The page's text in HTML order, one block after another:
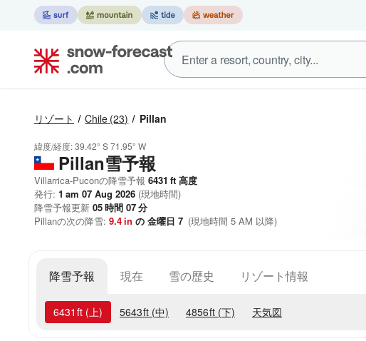
リゾート Chile (23) Pillan
緯度/経度:39.42° S71.95° W
Pillan雪予報
Villarrica-Puconの降雪予報 6431 ft 高度
発行: 1 am 07 Aug 2026 (現地時間)
降雪予報更新 05時間 07分
Pillanの次の降雪: 9.4in の 金曜日 7 (現地時間 5 AM 以降)
降雪予報 現在 雪の歴史 リゾート情報
6431 ft (上) 5643ft (中) 4856ft (下) 天気図